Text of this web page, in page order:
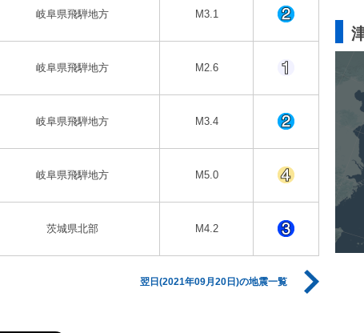
岐阜県飛騨地方 M3.1
岐阜県飛騨地方 M2.6
岐阜県飛騨地方 M3.4
岐阜県飛騨地方 M5.0
茨城県北部 M4.2
翌日(2021年09月20日)の地震一覧